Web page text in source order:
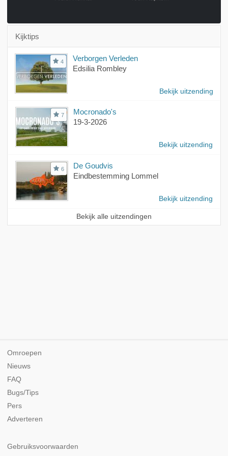
Kijktips
4
Verborgen Verleden
Edsilia Rombley
Bekijk uitzending
7
Mocronado's
19-3-2026
Bekijk uitzending
6
De Goudvis
Eindbestemming Lommel
Bekijk uitzending
Bekijk alle uitzendingen
Omroepen
Nieuws
FAQ
Bugs/Tips
Pers
Adverteren
Gebruiksvoorwaarden